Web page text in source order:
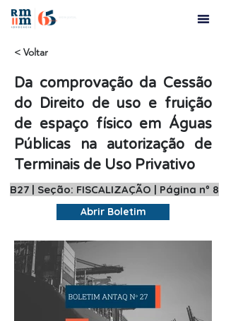
< Voltar
Da comprovação da Cessão
do Direito de uso e fruição
de espaço físico em Águas
Públicas na autorização de
Terminais de Uso Privativo
B27 | Seção: FISCALIZAÇÃO | Página nº 8
Abrir Boletim